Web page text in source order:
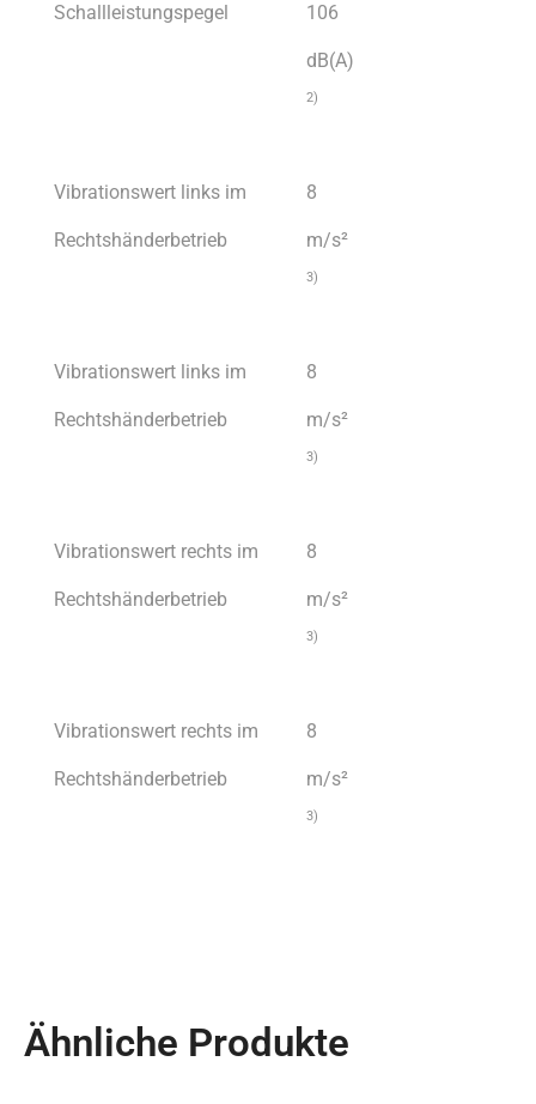
Schallleistungspegel 106
dB(A)
2)
Vibrationswert links im
Rechtshänderbetrieb
8
m/s²
3)
Vibrationswert links im
Rechtshänderbetrieb
8
m/s²
3)
Vibrationswert rechts im
Rechtshänderbetrieb
8
m/s²
3)
Vibrationswert rechts im
Rechtshänderbetrieb
8
m/s²
3)
Ähnliche Produkte